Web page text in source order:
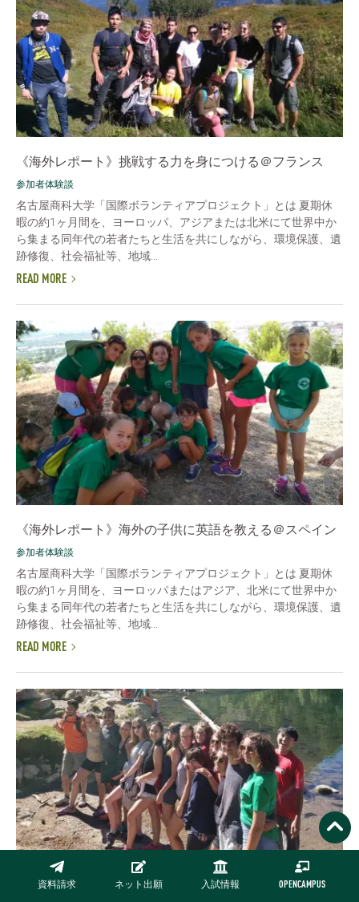
資料請求 ネット出願 入試情報 OPENCAMPUS
《海外レポート》挑戦する力を身につける＠フランス
参加者体験談
名古屋商科大学「国際ボランティアプロジェクト」とは 夏期休
暇の約1ヶ月間を、ヨーロッパ、アジアまたは北米にて世界中か
ら集まる同年代の若者たちと生活を共にしながら、環境保護、遺
跡修復、社会福祉等、地域...
READ MORE
《海外レポート》海外の子供に英語を教える＠スペイン
参加者体験談
名古屋商科大学「国際ボランティアプロジェクト」とは 夏期休
暇の約1ヶ月間を、ヨーロッパまたはアジア、北米にて世界中か
ら集まる同年代の若者たちと生活を共にしながら、環境保護、遺
跡修復、社会福祉等、地域...
READ MORE